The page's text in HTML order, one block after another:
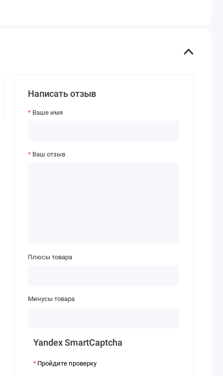
Написать отзыв
Ваше имя
Ваш отзыв
Плюсы товара
Минусы товара
Yandex SmartCaptcha
Пройдите проверку